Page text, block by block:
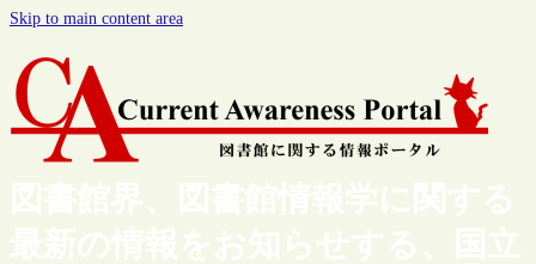
Skip to main content area
図書館界、図書館情報学に関する
最新の情報をお知らせする、国立